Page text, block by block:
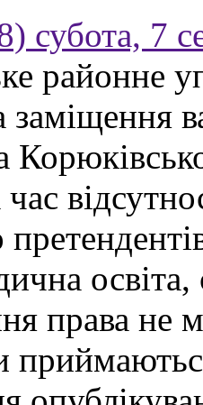
субота, 7
районне
заміщення
освіта,
права не